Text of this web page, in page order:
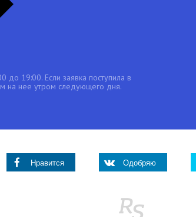
19:00. Если заявка поступила в
на нее утром следующего дня.
Нравится Одобряю